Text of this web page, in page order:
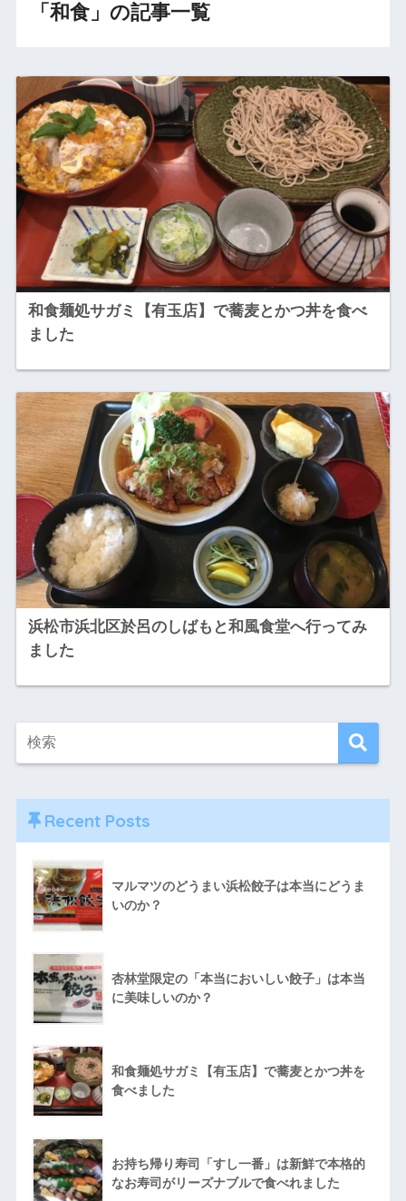
「和食」の記事一覧
和食麺処サガミ【有玉店】で蕎麦とかつ丼を食べ
ました
浜松市浜北区於呂のしばもと和風食堂へ行ってみ
ました
Recent Posts
マルマツのどうまい浜松餃子は本当にどうま
いのか？
杏林堂限定の「本当においしい餃子」は本当
に美味しいのか？
和食麺処サガミ【有玉店】で蕎麦とかつ丼を
食べました
お持ち帰り寿司「すし一番」は新鮮で本格的
なお寿司がリーズナブルで食べれました